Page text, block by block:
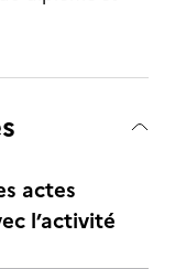
actes
l’activité